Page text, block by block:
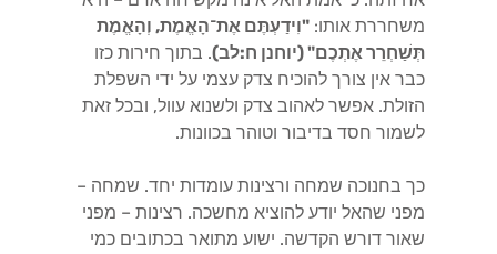
משחררת אותו: "וִידַעְתֶּם אֶת־הָאֱמֶת, וְהָאֱמֶת
תְּשַׁחְרֵר אֶתְכֶם" (יוחנן ח:לב). בתוך חירות כזו
כבר אין צורך להוכיח צדק עצמי על ידי השפלת
הזולת. אפשר לאהוב צדק ולשנוא עוול, ובכל זאת
לשמור חסד בדיבור וטוהר בכוונות.
כך בחנוכה שמחה ורצינות עומדות יחד. שמחה –
מפני שהאל יודע להוציא מחשכה. רצינות – מפני
שאור דורש הקדשה. ישוע מתואר בכתובים כמי